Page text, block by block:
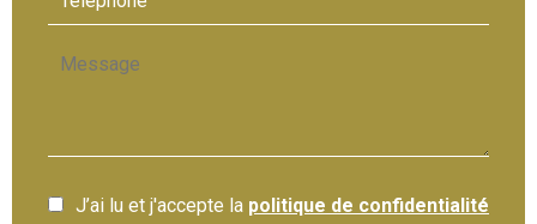
J’ai lu et j'accepte la politique de confidentialité